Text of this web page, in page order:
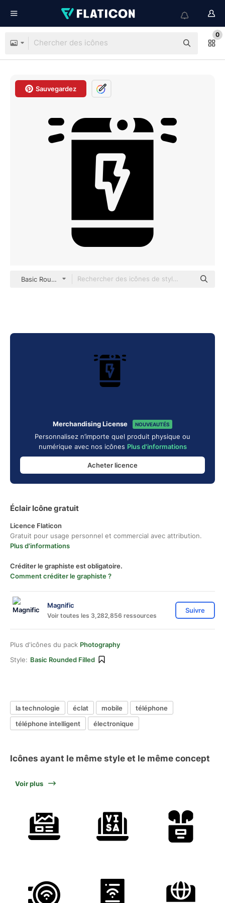
0
Sauvegardez
Basic Rounded Filled
Merchandising License NOUVEAUTÉS
Personnalisez n’importe quel produit physique ou
numérique avec nos icônes Plus d'informations
Acheter licence
Éclair Icône gratuit
Licence Flaticon
Gratuit pour usage personnel et commercial avec attribution.
Plus d'informations
Créditer le graphiste est obligatoire.
Comment créditer le graphiste ?
Magnific
Voir toutes les 3,282,856 ressources
Suivre
Plus d'icônes du pack Photography
Style: Basic Rounded Filled
la technologie éclat mobile
téléphone
téléphone intelligent
électronique
Icônes ayant le même style et le même concept
Voir plus